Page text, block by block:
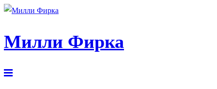
Милли Фирка